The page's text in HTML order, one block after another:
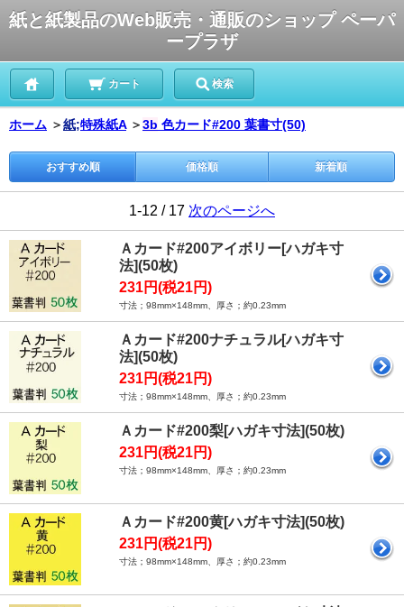
紙と紙製品のWeb販売・通販のショップ ペーパ
ープラザ
カート 検索
ホーム ＞紙;特殊紙A ＞3b 色カード#200 葉書寸(50)
おすすめ順 価格順 新着順
1-12 / 17 次のページへ
Ａカード#200アイボリー[ハガキ寸
法](50枚)
231円(税21円)
寸法；98mm×148mm、厚さ；約0.23mm
Ａカード#200ナチュラル[ハガキ寸
法](50枚)
231円(税21円)
寸法；98mm×148mm、厚さ；約0.23mm
Ａカード#200梨[ハガキ寸法](50枚)
231円(税21円)
寸法；98mm×148mm、厚さ；約0.23mm
Ａカード#200黄[ハガキ寸法](50枚)
231円(税21円)
寸法；98mm×148mm、厚さ；約0.23mm